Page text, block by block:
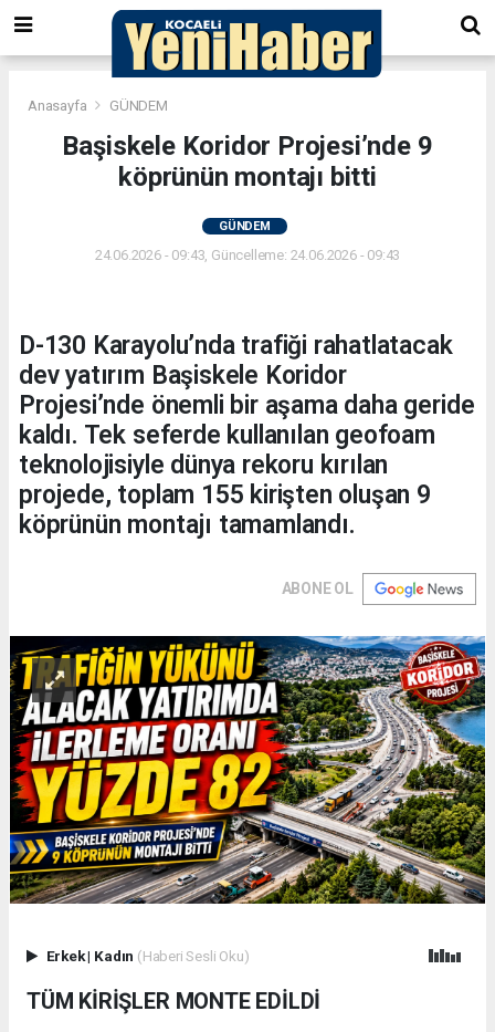
Anasayfa GÜNDEM
Başiskele Koridor Projesi’nde 9
köprünün montajı bitti
GÜNDEM
24.06.2026 - 09:43, Güncelleme: 24.06.2026 - 09:43
D-130 Karayolu’nda trafiği rahatlatacak
dev yatırım Başiskele Koridor
Projesi’nde önemli bir aşama daha geride
kaldı. Tek seferde kullanılan geofoam
teknolojisiyle dünya rekoru kırılan
projede, toplam 155 kirişten oluşan 9
köprünün montajı tamamlandı.
ABONE OL
Erkek| Kadın (Haberi Sesli Oku)
TÜM KİRİŞLER MONTE EDİLDİ